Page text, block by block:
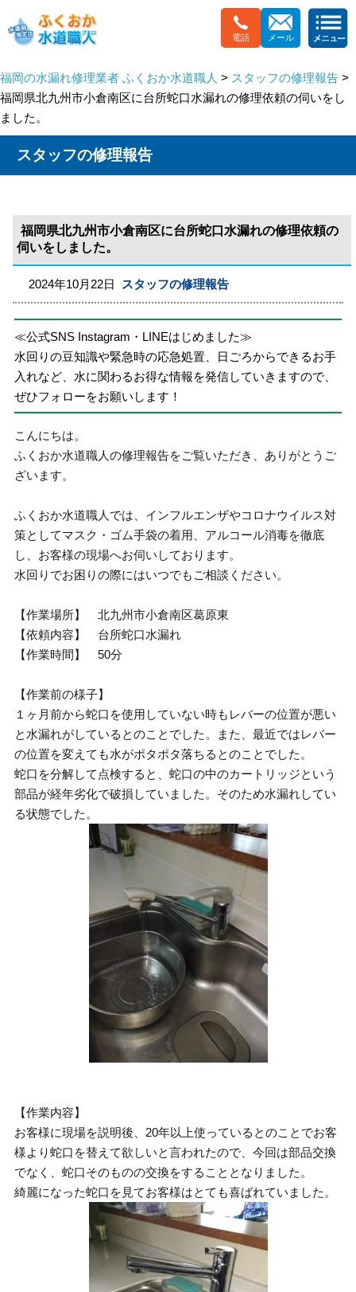
電話 メール
福岡の水漏れ修理業者 ふくおか水道職人 > スタッフの修理報告 >
福岡県北九州市小倉南区に台所蛇口水漏れの修理依頼の伺いをし
ました。
スタッフの修理報告
福岡県北九州市小倉南区に台所蛇口水漏れの修理依頼の
伺いをしました。
2024年10月22日 スタッフの修理報告
≪公式SNS Instagram・LINEはじめました≫
水回りの豆知識や緊急時の応急処置、日ごろからできるお手
入れなど、水に関わるお得な情報を発信していきますので、
ぜひフォローをお願いします！
こんにちは。
ふくおか水道職人の修理報告をご覧いただき、ありがとうご
ざいます。
ふくおか水道職人では、インフルエンザやコロナウイルス対
策としてマスク・ゴム手袋の着用、アルコール消毒を徹底
し、お客様の現場へお伺いしております。
水回りでお困りの際にはいつでもご相談ください。
【作業場所】 北九州市小倉南区葛原東
【依頼内容】 台所蛇口水漏れ
【作業時間】 50分
【作業前の様子】
１ヶ月前から蛇口を使用していない時もレバーの位置が悪い
と水漏れがしているとのことでした。また、最近ではレバー
の位置を変えても水がポタポタ落ちるとのことでした。
蛇口を分解して点検すると、蛇口の中のカートリッジという
部品が経年劣化で破損していました。そのため水漏れしてい
る状態でした。
【作業内容】
お客様に現場を説明後、20年以上使っているとのことでお客
様より蛇口を替えて欲しいと言われたので、今回は部品交換
でなく、蛇口そのものの交換をすることとなりました。
綺麗になった蛇口を見てお客様はとても喜ばれていました。